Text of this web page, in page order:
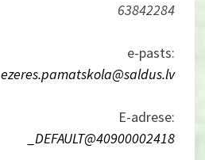
63842284
e-pasts:
ezeres.pamatskola@saldus.lv
E-adrese:
_DEFAULT@40900002418